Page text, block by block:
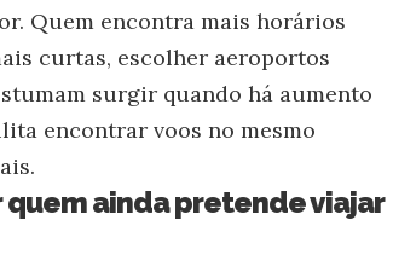
Quem encontra mais horários
curtas, escolher aeroportos
surgir quando há aumento
encontrar voos no mesmo
ainda pretende viajar